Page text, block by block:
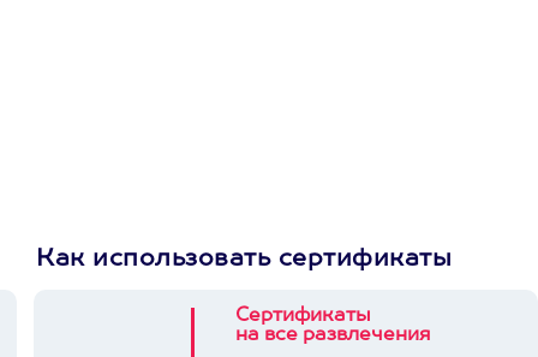
Как использовать сертификаты
Сертификаты
на все развлечения